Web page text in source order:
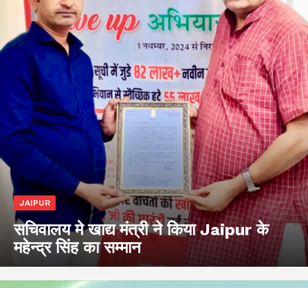
JAIPUR
सचिवालय मे खाद्य मंत्री ने किया Jaipur के
महेन्द्र सिंह का सम्मान